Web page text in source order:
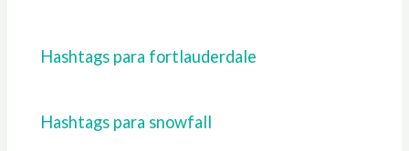
Hashtags para fortlauderdale
Hashtags para snowfall